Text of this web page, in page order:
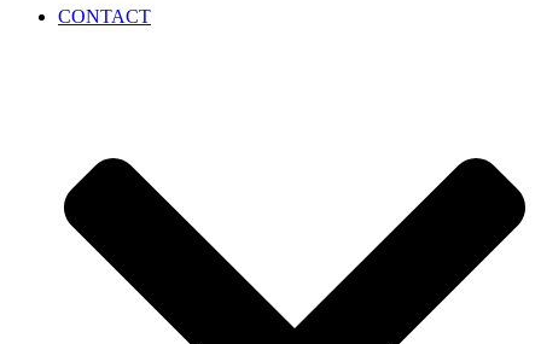
CONTACT